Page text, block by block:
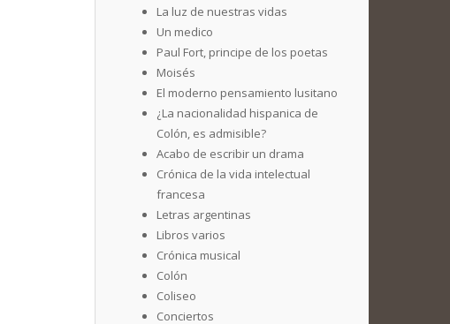
La luz de nuestras vidas
Un medico
Paul Fort, principe de los poetas
Moisés
El moderno pensamiento lusitano
¿La nacionalidad hispanica de
Colón, es admisible?
Acabo de escribir un drama
Crónica de la vida intelectual
francesa
Letras argentinas
Libros varios
Crónica musical
Colón
Coliseo
Conciertos